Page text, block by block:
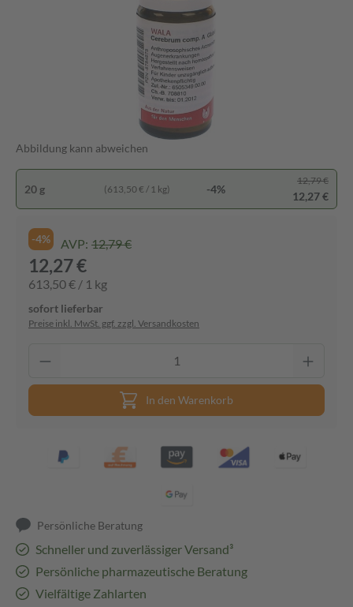
Abbildung kann abweichen
20 g (613,50 € / 1 kg) -4%
12,79 €
12,27 €
-4% AVP: 12,79 €
12,27 €
613,50 € / 1 kg
sofort lieferbar
Preise inkl. MwSt. ggf. zzgl. Versandkosten
In den Warenkorb
Persönliche Beratung
Schneller und zuverlässiger Versand³
Persönliche pharmazeutische Beratung
Vielfältige Zahlarten